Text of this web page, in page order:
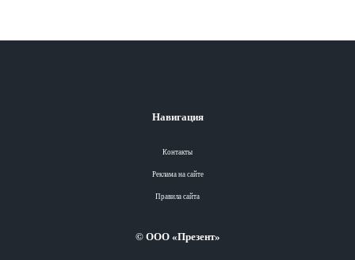
Навигация
Контакты
Реклама на сайте
Правила сайта
© ООО «Презент»